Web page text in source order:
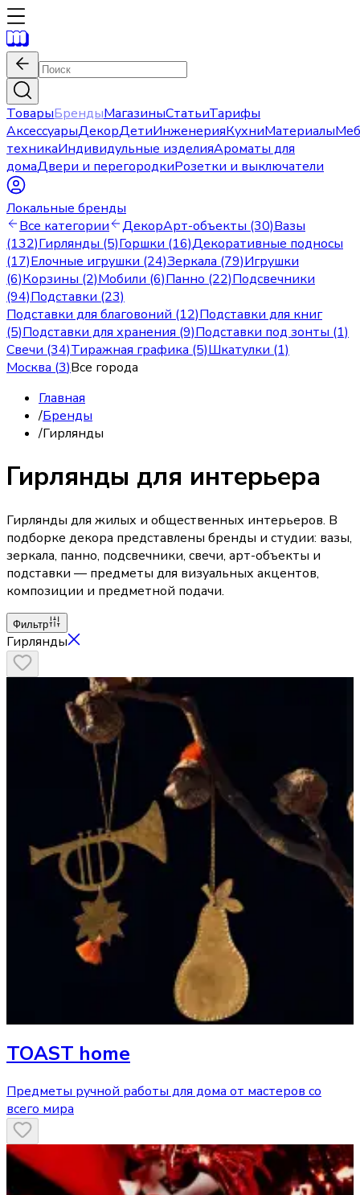
ТоварыБрендыМагазиныСтатьиТарифы
АксессуарыДекорДетиИнженерияКухниМатериалы
техникаИндивидульные изделияАроматы для
домаДвери и перегородкиРозетки и выключатели
Локальные бренды
Все категории
ДекорАрт-объекты (30)Вазы
(132)Гирлянды (5)Горшки (16)Декоративные подносы
(17)Елочные игрушки (24)Зеркала (79)Игрушки
(6)Корзины (2)Мобили (6)Панно (22)Подсвечники
(94)Подставки (23)
Подставки для благовоний (12)Подставки для книг
(5)Подставки для хранения (9)Подставки под зонты (1)
Свечи (34)Тиражная графика (5)Шкатулки (1)
Москва (3)Все города
Главная
/Бренды
/Гирлянды
Гирлянды для интерьера
Гирлянды для жилых и общественных интерьеров. В
подборке декора представлены бренды и студии: вазы,
зеркала, панно, подсвечники, свечи, арт-объекты и
подставки — предметы для визуальных акцентов,
композиции и предметной подачи.
Фильтр
Гирлянды
TOAST home
Предметы ручной работы для дома от мастеров со
всего мира